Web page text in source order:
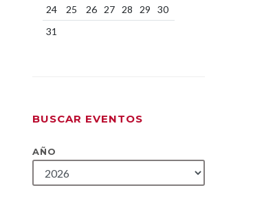
24
25 26 27 28 29
30
31
BUSCAR EVENTOS
AÑO